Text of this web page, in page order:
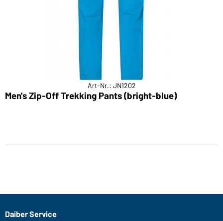
Art-Nr.: JN1202
Men's Zip-Off Trekking Pants (bright-blue)
Daiber Service